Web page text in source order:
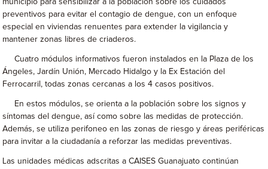
municipio para sensibilizar a la población sobre los cuidados
preventivos para evitar el contagio de dengue, con un enfoque
especial en viviendas renuentes para extender la vigilancia y
mantener zonas libres de criaderos.
Cuatro módulos informativos fueron instalados en la Plaza de los
Ángeles, Jardín Unión, Mercado Hidalgo y la Ex Estación del
Ferrocarril, todas zonas cercanas a los 4 casos positivos.
En estos módulos, se orienta a la población sobre los signos y
síntomas del dengue, así como sobre las medidas de protección.
Además, se utiliza perifoneo en las zonas de riesgo y áreas periféricas
para invitar a la ciudadanía a reforzar las medidas preventivas.
Las unidades médicas adscritas a CAISES Guanajuato continúan